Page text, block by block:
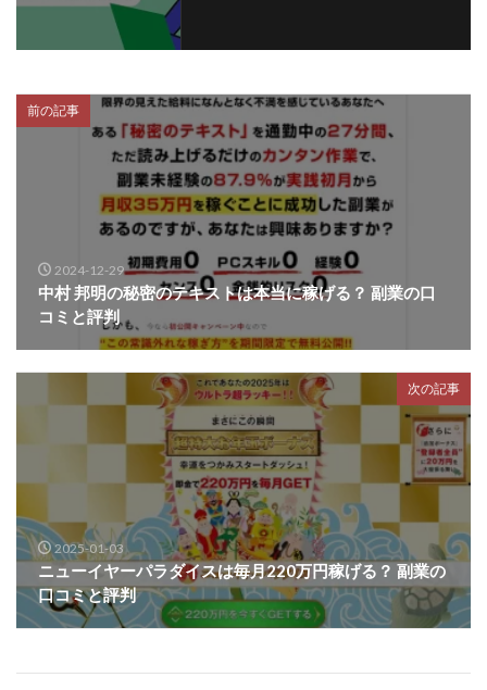
前の記事
2024-12-29
中村 邦明の秘密のテキストは本当に稼げる？ 副業の口
コミと評判
次の記事
2025-01-03
ニューイヤーパラダイスは毎月220万円稼げる？ 副業の
口コミと評判